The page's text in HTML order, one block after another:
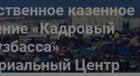
казенное
«Кадровый
Центр